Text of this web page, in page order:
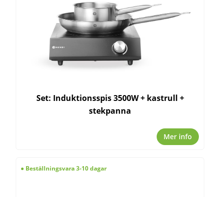
Set: Induktionsspis 3500W + kastrull +
stekpanna
Mer info
Beställningsvara 3-10 dagar